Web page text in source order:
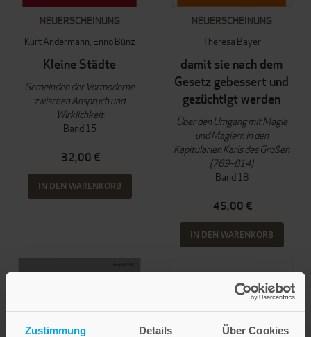
Zustimmung Details Über Cookies
NEUERSCHEINUNG
Kurt Andermann Enno Bünz
Kleine Städte
Gemeinden der Vormoderne
zwischen Anspruch und
Wirklichkeit
Band 15
32,00 €
IN DEN WARENKORB
NEUERSCHEINUNG
Theresa Bayer
damit sie nach dem
Gesetz gebessert und
gezüchtigt werden
Über den Umgang mit Magie
und Magiern in den
Kapitularien Karls des Großen
(769–814)
Band 18
45,00 €
IN DEN WARENKORB